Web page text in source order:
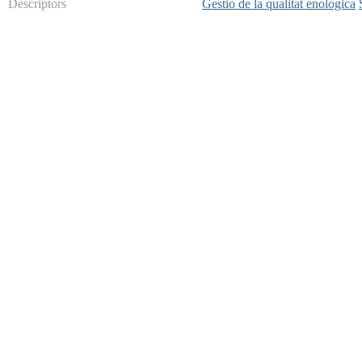
Descriptors
Gestio de la qualitat enologica